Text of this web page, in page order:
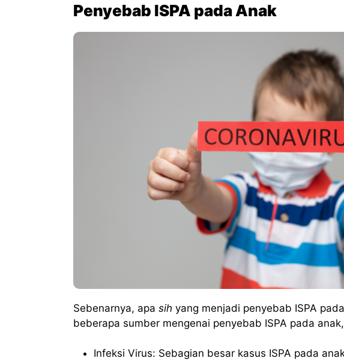
Penyebab ISPA pada Anak
Sebenarnya, apa sih yang menjadi penyebab ISPA
beberapa sumber mengenai penyebab ISPA pada
Infeksi Virus: Sebagian besar kasus ISPA pada